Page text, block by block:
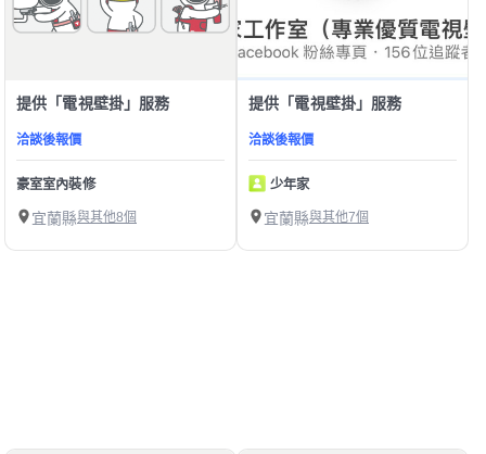
提供「電視壁掛」服務
洽談後報價
豪室室內裝修
宜蘭縣與其他8個
提供「電視壁掛」服務
洽談後報價
少年家
宜蘭縣與其他7個